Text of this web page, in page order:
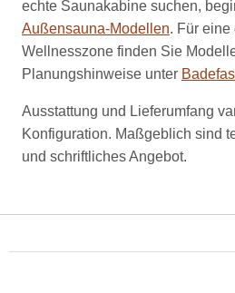
echte Saunakabine suchen,
Außensauna-Modellen. Für eine
Wellnesszone finden Sie
Planungshinweise unter
Ausstattung und Lieferumfang
Konfiguration. Maßgeblich sind
und schriftliches Angebot.